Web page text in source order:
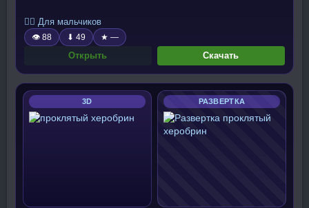
🧍‍♂️ Для мальчиков
👁 88 ⬇ 49 ★ —
Открыть Скачать
3D РАЗВЕРТКА